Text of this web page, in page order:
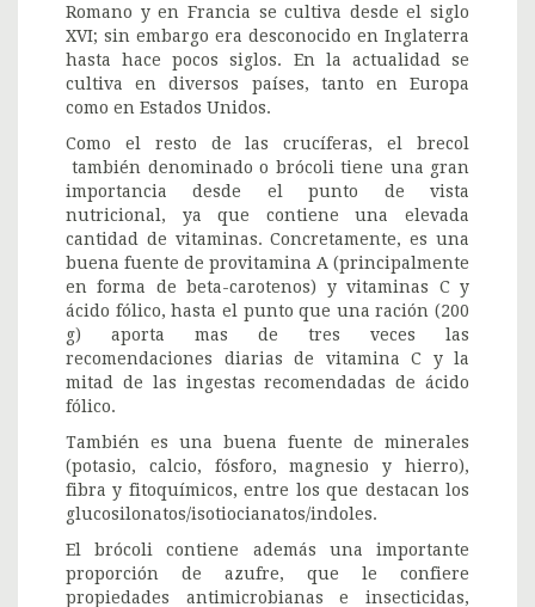
Romano y en Francia se cultiva desde el siglo
XVI; sin embargo era desconocido en Inglaterra
hasta hace pocos siglos. En la actualidad se
cultiva en diversos países, tanto en Europa
como en Estados Unidos.
Como el resto de las crucíferas, el brecol
también denominado o brócoli tiene una gran
importancia desde el punto de vista
nutricional, ya que contiene una elevada
cantidad de vitaminas. Concretamente, es una
buena fuente de provitamina A (principalmente
en forma de beta-carotenos) y vitaminas C y
ácido fólico, hasta el punto que una ración (200
g) aporta mas de tres veces las
recomendaciones diarias de vitamina C y la
mitad de las ingestas recomendadas de ácido
fólico.
También es una buena fuente de minerales
(potasio, calcio, fósforo, magnesio y hierro),
fibra y fitoquímicos, entre los que destacan los
glucosilonatos/isotiocianatos/indoles.
El brócoli contiene además una importante
proporción de azufre, que le confiere
propiedades antimicrobianas e insecticidas,